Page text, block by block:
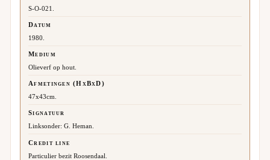
S-O-021.
Datum
1980.
Medium
Olieverf op hout.
Afmetingen (HxBxD)
47x43cm.
Signatuur
Linksonder: G. Heman.
Credit line
Particulier bezit Roosendaal.